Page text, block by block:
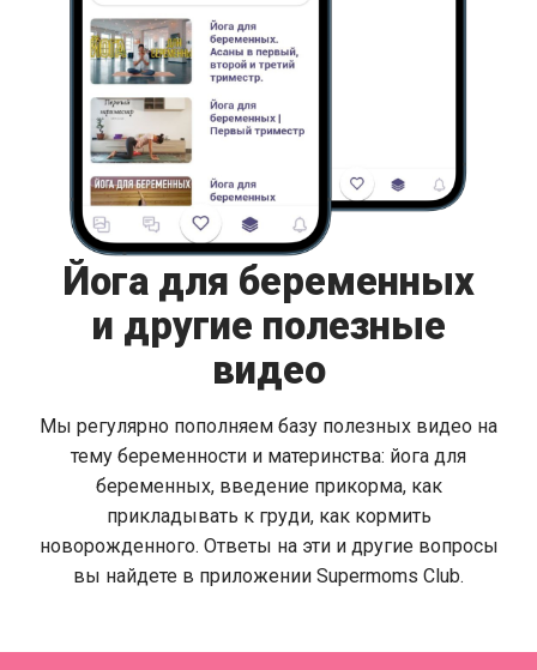
Йога для беременных
и другие полезные
видео
Мы регулярно пополняем базу полезных видео на
тему беременности и материнства: йога для
беременных, введение прикорма, как
прикладывать к груди, как кормить
новорожденного. Ответы на эти и другие вопросы
вы найдете в приложении Supermoms Club.